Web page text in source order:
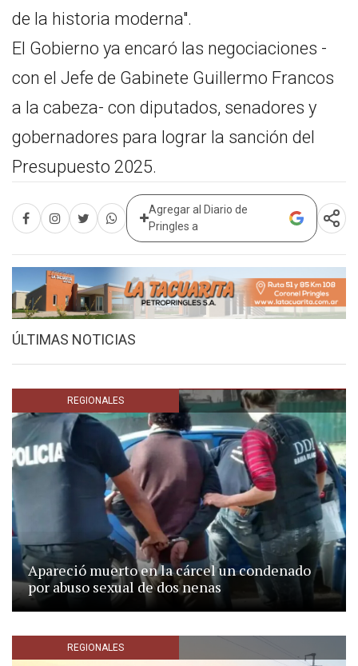
de la historia moderna".
El Gobierno ya encaró las negociaciones -
con el Jefe de Gabinete Guillermo Francos
a la cabeza- con diputados, senadores y
gobernadores para lograr la sanción del
Presupuesto 2025.
Agregar al Diario de
Pringles a
ÚLTIMAS NOTICIAS
REGIONALES
Apareció muerto en la cárcel un condenado
por abuso sexual de dos nenas
REGIONALES